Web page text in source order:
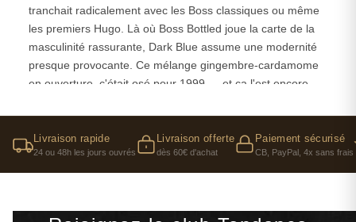
tranchait radicalement avec les Boss classiques ou même
les premiers Hugo. Là où Boss Bottled joue la carte de la
masculinité rassurante, Dark Blue assume une modernité
presque provocante. Ce mélange gingembre-cardamome
en ouverture, c'était osé pour 1999 — et ça l'est encore
Beatrice Piquet voulaient bousculer l'image de la marque,
créer quelque chose qui colle à cette fin de siècle
électrique.
Livraison rapide
24 ou 48h les jours ouvrés
Livraison offerte
dès 60€ d'achat
Paiement sécurisé
CB, PayPal, 4x sans frais